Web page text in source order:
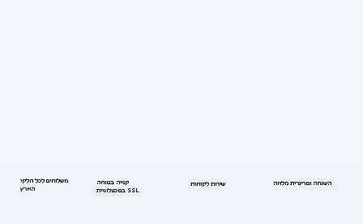
משלוחים לכל חלקי
הארץ
קנייה בטוחה
בטכנולוגיית SSL
שירות לקוחות השגחה וטרינרית מלאה